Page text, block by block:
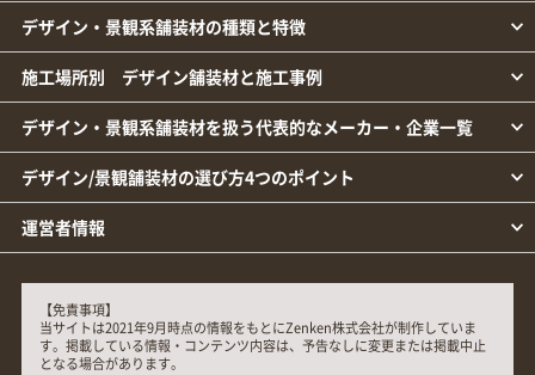
デザイン・景観系舗装材の種類と特徴
施工場所別 デザイン舗装材と施工事例
デザイン・景観系舗装材を扱う代表的なメーカー・企業一覧
デザイン/景観舗装材の選び方4つのポイント
運営者情報
【免責事項】
当サイトは2021年9月時点の情報をもとにZenken株式会社が制作していま
す。掲載している情報・コンテンツ内容は、予告なしに変更または掲載中止
となる場合があります。